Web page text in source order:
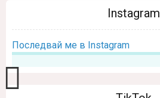
Instagram
Последвай ме в Instagram